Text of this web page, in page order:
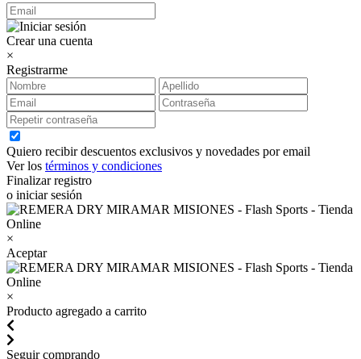
Crear una cuenta
×
Registrarme
Quiero recibir descuentos exclusivos y novedades por email
Ver los términos y condiciones
Finalizar registro
o iniciar sesión
×
Aceptar
×
Producto agregado a carrito
Seguir comprando